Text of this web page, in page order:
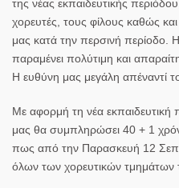
της νέας εκπαιδευτικής
χορευτές, τους φίλους καθώς
μας κατά την περσινή περίοδο.
παραμένει πολύτιμη και
Η ευθύνη μας μεγάλη απέναντί
Με αφορμή τη νέα εκπαιδευτική
μας θα συμπληρώσει 40 + 1
πως από την Παρασκευή 12
όλων των χορευτικών τμημάτων